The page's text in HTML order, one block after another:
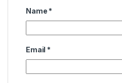
Name *
Email *